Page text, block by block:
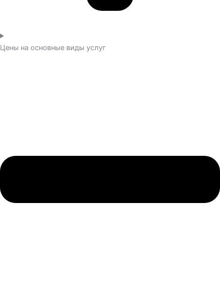
Цены на основные виды услуг